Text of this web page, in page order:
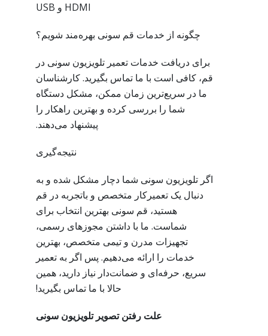
HDMI و USB
چگونه از خدمات قم سونی بهره‌مند شویم؟
برای دریافت خدمات تعمیر تلویزیون سونی در
قم، کافی است با ما تماس بگیرید. کارشناسان
ما در سریع‌ترین زمان ممکن، مشکل دستگاه
شما را بررسی کرده و بهترین راهکار را
پیشنهاد می‌دهند.
نتیجه‌گیری
اگر تلویزیون سونی شما دچار مشکل شده و به
دنبال یک تعمیرکار متخصص و باتجربه در قم
هستید، قم سونی بهترین انتخاب برای
شماست. ما با داشتن مجوزهای رسمی،
تجهیزات مدرن و تیمی متخصص، بهترین
خدمات را ارائه می‌دهیم. پس اگر به تعمیر
سریع، حرفه‌ای و ضمانت‌دار نیاز دارید، همین
حالا با ما تماس بگیرید!
علت رفتن تصویر تلویزیون سونی